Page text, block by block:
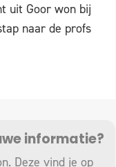
uit Goor won bij
naar de profs
informatie?
Deze vind je op